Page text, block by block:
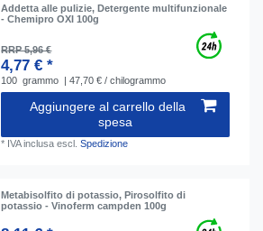
Addetta alle pulizie, Detergente multifunzionale
- Chemipro OXI 100g
RRP 5,96 €
4,77 € *
100 grammo | 47,70 € / chilogrammo
Aggiungere al carrello della
spesa
* IVA inclusa escl.Spedizione
Metabisolfito di potassio, Pirosolfito di
potassio - Vinoferm campden 100g